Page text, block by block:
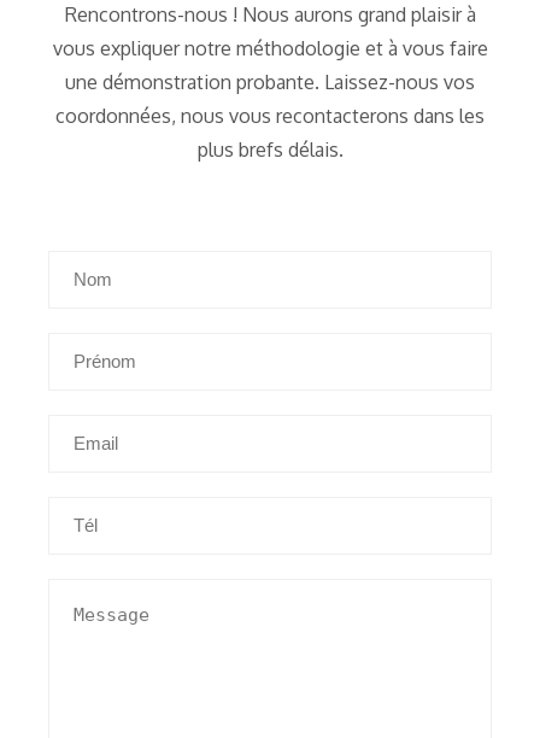
Rencontrons-nous ! Nous aurons grand plaisir à
vous expliquer notre méthodologie et à vous faire
une démonstration probante. Laissez-nous vos
coordonnées, nous vous recontacterons dans les
plus brefs délais.